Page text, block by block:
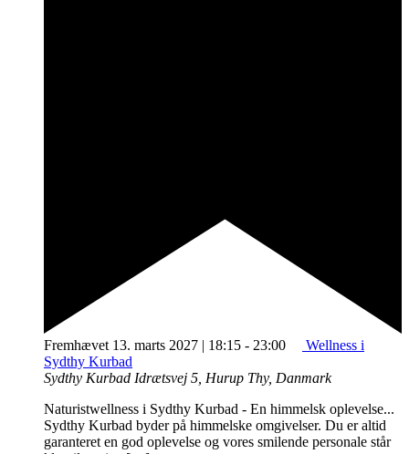
Fremhævet 13. marts 2027 | 18:15 - 23:00
Wellness i
Sydthy Kurbad
Sydthy Kurbad Idrætsvej 5, Hurup Thy, Danmark
Naturistwellness i Sydthy Kurbad - En himmelsk oplevelse...
Sydthy Kurbad byder på himmelske omgivelser. Du er altid
garanteret en god oplevelse og vores smilende personale står